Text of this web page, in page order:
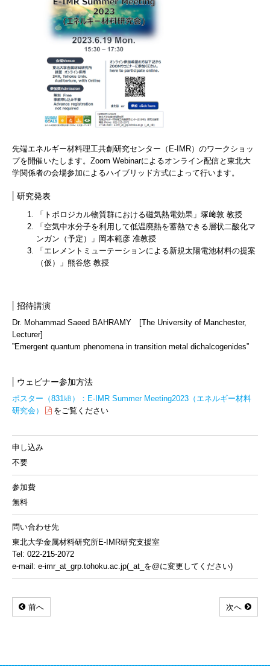
先端エネルギー材料理工共創研究センター（E-IMR）のワークショッ
プを開催いたします。Zoom Webinarによるオンライン配信と東北大
学関係者の会場参加によるハイブリッド方式によって行います。
研究発表
「トポロジカル物質群における磁気熱電効果」塚﨑敦 教授
「空気中水分子を利用して低温廃熱を蓄熱できる層状二酸化マ
ンガン（予定）」岡本範彦 准教授
「エレメントミューテーションによる新規太陽電池材料の提案
（仮）」熊谷悠 教授
招待講演
Dr. Mohammad Saeed BAHRAMY [The University of Manchester,
Lecturer]
”Emergent quantum phenomena in transition metal dichalcogenides”
ウェビナー参加方法
ポスター（831㎅）：E-IMR Summer Meeting2023（エネルギー材料
研究会）
をご覧ください
申し込み
不要
参加費
無料
問い合わせ先
東北大学金属材料研究所E-IMR研究支援室
Tel: 022-215-2072
e-mail: e-imr_at_grp.tohoku.ac.jp(_at_を@に変更してください)
前へ 次へ